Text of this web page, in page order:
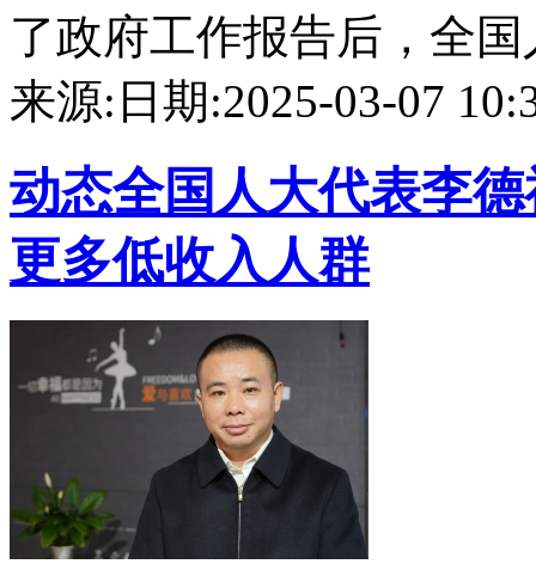
了政府工作报告后，全
来源: 日期:2025-03-07
动态全国人大代表李
更多低收入人群